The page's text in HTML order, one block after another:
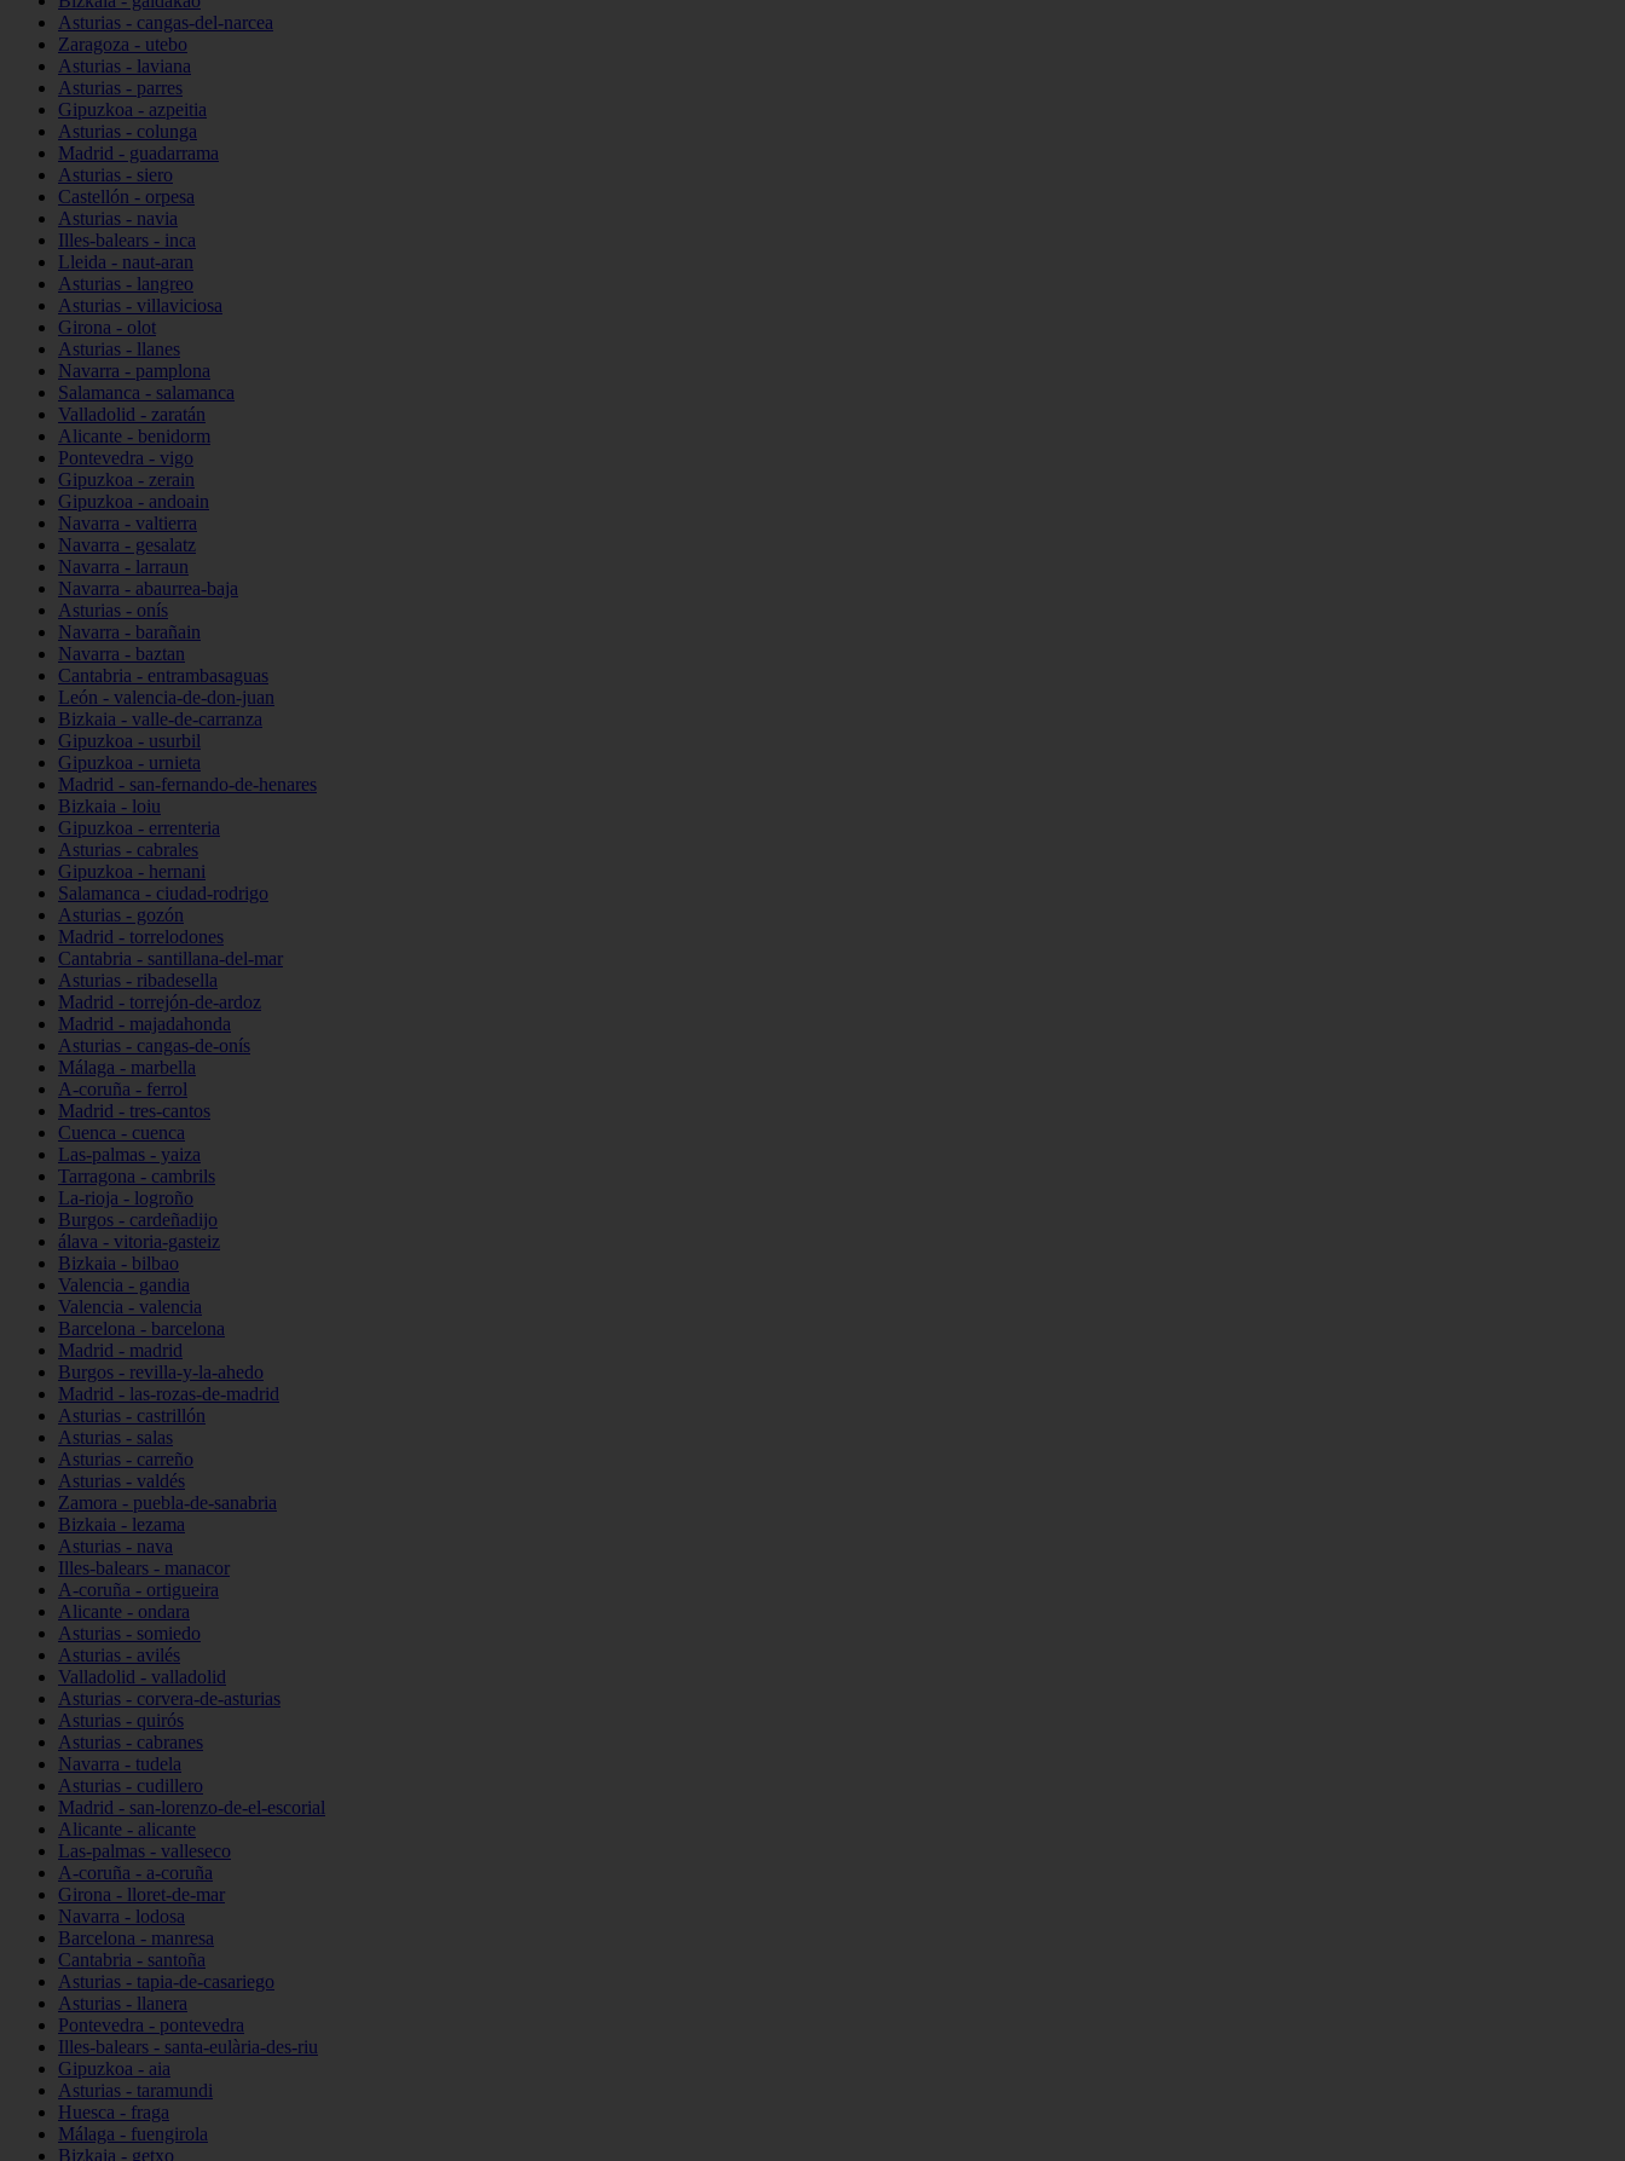
Asturias - cangas-del-narcea
Zaragoza - utebo
Asturias - laviana
Asturias - parres
Gipuzkoa - azpeitia
Asturias - colunga
Madrid - guadarrama
Asturias - siero
Castellón - orpesa
Asturias - navia
Illes-balears - inca
Lleida - naut-aran
Asturias - langreo
Asturias - villaviciosa
Girona - olot
Asturias - llanes
Navarra - pamplona
Salamanca - salamanca
Valladolid - zaratán
Alicante - benidorm
Pontevedra - vigo
Gipuzkoa - zerain
Gipuzkoa - andoain
Navarra - valtierra
Navarra - gesalatz
Navarra - larraun
Navarra - abaurrea-baja
Asturias - onís
Navarra - barañain
Navarra - baztan
Cantabria - entrambasaguas
León - valencia-de-don-juan
Bizkaia - valle-de-carranza
Gipuzkoa - usurbil
Gipuzkoa - urnieta
Madrid - san-fernando-de-henares
Bizkaia - loiu
Gipuzkoa - errenteria
Asturias - cabrales
Gipuzkoa - hernani
Salamanca - ciudad-rodrigo
Asturias - gozón
Madrid - torrelodones
Cantabria - santillana-del-mar
Asturias - ribadesella
Madrid - torrejón-de-ardoz
Madrid - majadahonda
Asturias - cangas-de-onís
Málaga - marbella
A-coruña - ferrol
Madrid - tres-cantos
Cuenca - cuenca
Las-palmas - yaiza
Tarragona - cambrils
La-rioja - logroño
Burgos - cardeñadijo
álava - vitoria-gasteiz
Bizkaia - bilbao
Valencia - gandia
Valencia - valencia
Barcelona - barcelona
Madrid - madrid
Burgos - revilla-y-la-ahedo
Madrid - las-rozas-de-madrid
Asturias - castrillón
Asturias - salas
Asturias - carreño
Asturias - valdés
Zamora - puebla-de-sanabria
Bizkaia - lezama
Asturias - nava
Illes-balears - manacor
A-coruña - ortigueira
Alicante - ondara
Asturias - somiedo
Asturias - avilés
Valladolid - valladolid
Asturias - corvera-de-asturias
Asturias - quirós
Asturias - cabranes
Navarra - tudela
Asturias - cudillero
Madrid - san-lorenzo-de-el-escorial
Alicante - alicante
Las-palmas - valleseco
A-coruña - a-coruña
Girona - lloret-de-mar
Navarra - lodosa
Barcelona - manresa
Cantabria - santoña
Asturias - tapia-de-casariego
Asturias - llanera
Pontevedra - pontevedra
Illes-balears - santa-eulària-des-riu
Gipuzkoa - aia
Asturias - taramundi
Huesca - fraga
Málaga - fuengirola
Bizkaia - getxo